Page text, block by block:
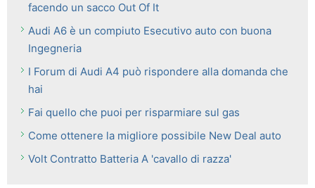
facendo un sacco Out Of It
Audi A6 è un compiuto Esecutivo auto con buona
Ingegneria
I Forum di Audi A4 può rispondere alla domanda che
hai
Fai quello che puoi per risparmiare sul gas
Come ottenere la migliore possibile New Deal auto
Volt Contratto Batteria A 'cavallo di razza'